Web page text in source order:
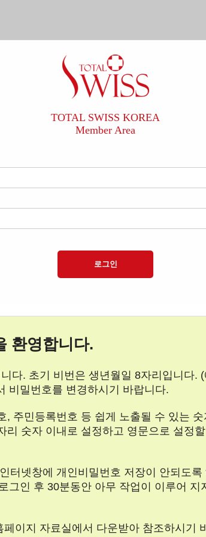
TOTAL SWISS KOREA
Member Area
로그인
환영합니다.
다. 초기 비번은 생년월일 8자리입니다.
비밀번호를 변경하시기 바랍니다.
, 주민등록번호 등 쉽게 노출될 수 있는
리 숫자 이내로 설정하고 영문으로 설정
터넷창에 개인비밀번호 저장이 안되도
그인 후 30분동안 아무 작업이 이루어
이지 자료실에서 다운받아 참조하시기